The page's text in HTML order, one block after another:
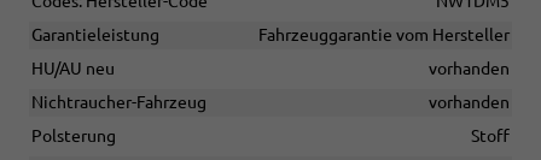
Garantieleistung
Fahrzeuggarantie vom Hersteller
HU/AU neu
vorhanden
Nichtraucher-Fahrzeug
vorhanden
Polsterung
Stoff